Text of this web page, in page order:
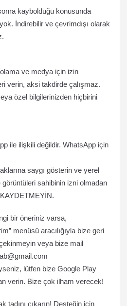
kaybolduğu konusunda
İndirebilir ve çevrimdışı olarak
ve medya için izin
verin, aksi takdirde çalışmaz.
özel bilgilerinizden hiçbirini
ile ilişkili değildir. WhatsApp için
saygı gösterin ve yerel
sahibinin izni olmadan
bir öneriniz varsa,
menüsü aracılığıyla bize geri
veya bize mail
lütfen bize Google Play
verin. Bize çok ilham verecek!
tadını çıkarın! Desteğin için